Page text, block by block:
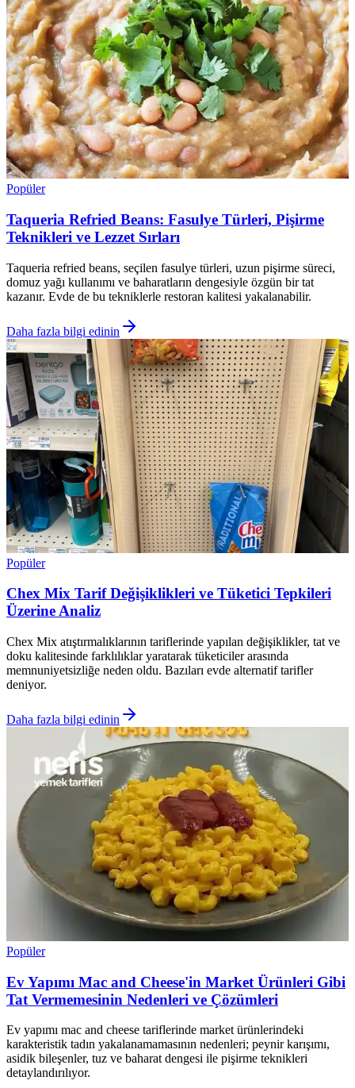
Popüler
Taqueria Refried Beans: Fasulye Türleri, Pişirme
Teknikleri ve Lezzet Sırları
Taqueria refried beans, seçilen fasulye türleri, uzun pişirme süreci,
domuz yağı kullanımı ve baharatların dengesiyle özgün bir tat
kazanır. Evde de bu tekniklerle restoran kalitesi yakalanabilir.
Daha fazla bilgi edinin
Popüler
Chex Mix Tarif Değişiklikleri ve Tüketici Tepkileri
Üzerine Analiz
Chex Mix atıştırmalıklarının tariflerinde yapılan değişiklikler, tat ve
doku kalitesinde farklılıklar yaratarak tüketiciler arasında
memnuniyetsizliğe neden oldu. Bazıları evde alternatif tarifler
deniyor.
Daha fazla bilgi edinin
Popüler
Ev Yapımı Mac and Cheese'in Market Ürünleri Gibi
Tat Vermemesinin Nedenleri ve Çözümleri
Ev yapımı mac and cheese tariflerinde market ürünlerindeki
karakteristik tadın yakalanamamasının nedenleri; peynir karışımı,
asidik bileşenler, tuz ve baharat dengesi ile pişirme teknikleri
detaylandırılıyor.